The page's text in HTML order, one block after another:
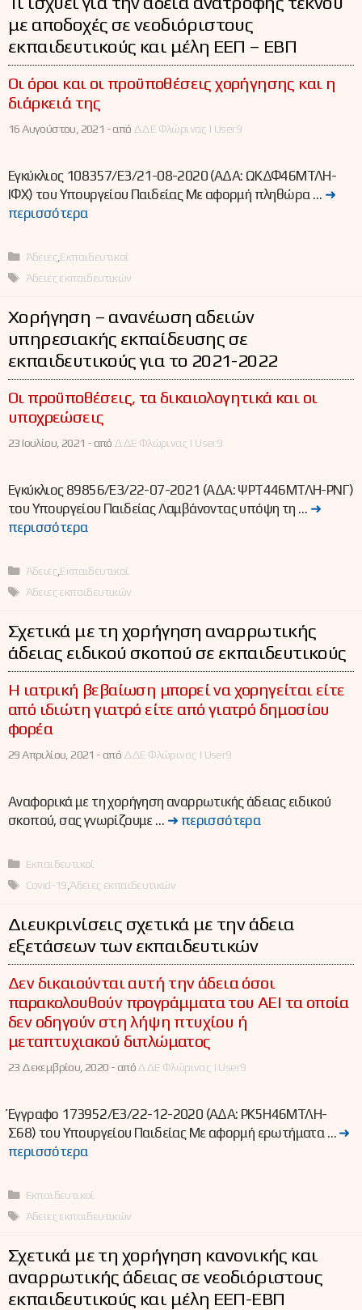
με αποδοχές σε νεοδιόριστους
εκπαιδευτικούς και μέλη ΕΕΠ – ΕΒΠ
Οι όροι και οι προϋποθέσεις χορήγησης και η
διάρκειά της
16 Αυγούστου, 2021 -από ΔΔΕ Φλώρινας | User9
Εγκύκλιος 108357/Ε3/21-08-2020 (ΑΔΑ: ΩΚΔΦ46ΜΤΛΗ-
ΙΦΧ) του Υπουργείου Παιδείας Με αφορμή πληθώρα … ➜
περισσότερα
Κατηγορίες
Άδειες Εκπαιδευτικοί
Ετικέτες
Άδειες εκπαιδευτικών
Χορήγηση – ανανέωση αδειών
υπηρεσιακής εκπαίδευσης σε
εκπαιδευτικούς για το 2021-2022
Οι προϋποθέσεις, τα δικαιολογητικά και οι
υποχρεώσεις
23 Ιουλίου, 2021 -από ΔΔΕ Φλώρινας | User9
Εγκύκλιος 89856/Ε3/22-07-2021 (ΑΔΑ: ΨΡΤ446ΜΤΛΗ-ΡΝΓ)
του Υπουργείου Παιδείας Λαμβάνοντας υπόψη τη … ➜
περισσότερα
Κατηγορίες
Άδειες Εκπαιδευτικοί
Ετικέτες
Άδειες εκπαιδευτικών
Σχετικά με τη χορήγηση αναρρωτικής
άδειας ειδικού σκοπού σε εκπαιδευτικούς
Η ιατρική βεβαίωση μπορεί να χορηγείται είτε
από ιδιώτη γιατρό είτε από γιατρό δημοσίου
φορέα
29 Απριλίου, 2021 -από ΔΔΕ Φλώρινας | User9
Αναφορικά με τη χορήγηση αναρρωτικής άδειας ειδικού
σκοπού, σας γνωρίζουμε … ➜ περισσότερα
Κατηγορίες
Εκπαιδευτικοί
Ετικέτες
Covid-19 Άδειες εκπαιδευτικών
Διευκρινίσεις σχετικά με την άδεια
εξετάσεων των εκπαιδευτικών
Δεν δικαιούνται αυτή την άδεια όσοι
παρακολουθούν προγράμματα του ΑΕΙ τα οποία
δεν οδηγούν στη λήψη πτυχίου ή
μεταπτυχιακού διπλώματος
23 Δεκεμβρίου, 2020 -απόΔΔΕ Φλώρινας | User9
Έγγραφο 173952/Ε3/22-12-2020 (ΑΔΑ: ΡΚ5Η46ΜΤΛΗ-
Σ68) του Υπουργείου Παιδείας Με αφορμή ερωτήματα … ➜
περισσότερα
Κατηγορίες
Εκπαιδευτικοί
Ετικέτες
Άδειες εκπαιδευτικών
Σχετικά με τη χορήγηση κανονικής και
αναρρωτικής άδειας σε νεοδιόριστους
εκπαιδευτικούς και μέλη ΕΕΠ-ΕΒΠ